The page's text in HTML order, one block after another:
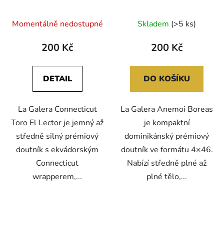
Momentálně nedostupné
200 Kč
DETAIL
La Galera Connecticut
Toro El Lector je jemný až
středně silný prémiový
doutník s ekvádorským
Connecticut
wrapperem,...
Skladem (>5 ks)
200 Kč
DO KOŠÍKU
La Galera Anemoi Boreas
je kompaktní
dominikánský prémiový
doutník ve formátu 4×46.
Nabízí středně plné až
plné tělo,...